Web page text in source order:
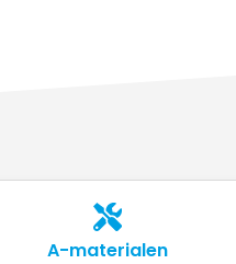
A-materialen